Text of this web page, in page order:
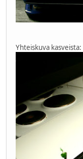
Yhteiskuva kasveista: